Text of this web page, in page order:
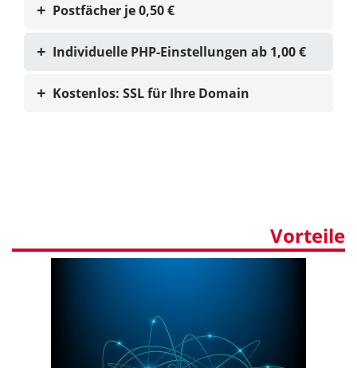
Postfächer je 0,50 €
Individuelle PHP-Einstellungen ab 1,00 €
Kostenlos: SSL für Ihre Domain
Vorteile